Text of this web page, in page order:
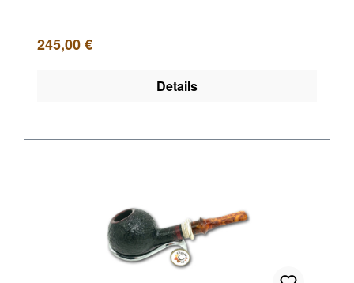
Regulärer Preis:
245,00 €
Details